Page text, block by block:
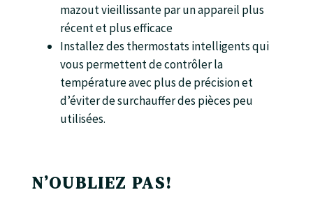
mazout vieillissante par un appareil plus
récent et plus efficace
Installez des thermostats intelligents qui
vous permettent de contrôler la
température avec plus de précision et
d’éviter de surchauffer des pièces peu
utilisées.
N’OUBLIEZ PAS!